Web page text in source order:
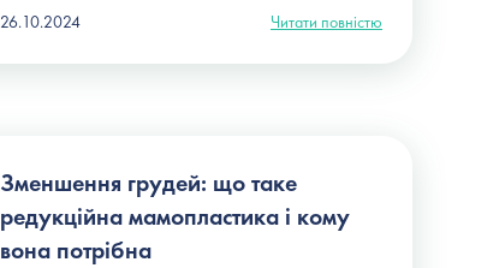
26.10.2024 Читати повністю
Зменшення грудей: що таке
редукційна мамопластика і кому
вона потрібна